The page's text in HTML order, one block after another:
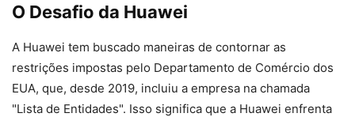
O Desafio da Huawei
A Huawei tem buscado maneiras de contornar as
restrições impostas pelo Departamento de Comércio dos
EUA, que, desde 2019, incluiu a empresa na chamada
"Lista de Entidades". Isso significa que a Huawei enfrenta